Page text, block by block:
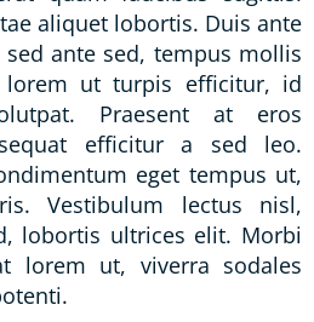
aliquet lobortis. Duis ante
ante sed, tempus mollis
ut turpis efficitur, id
Praesent at eros
efficitur a sed leo.
eget tempus ut,
Vestibulum lectus nisl,
lobortis ultrices elit. Morbi
lorem ut, viverra sodales